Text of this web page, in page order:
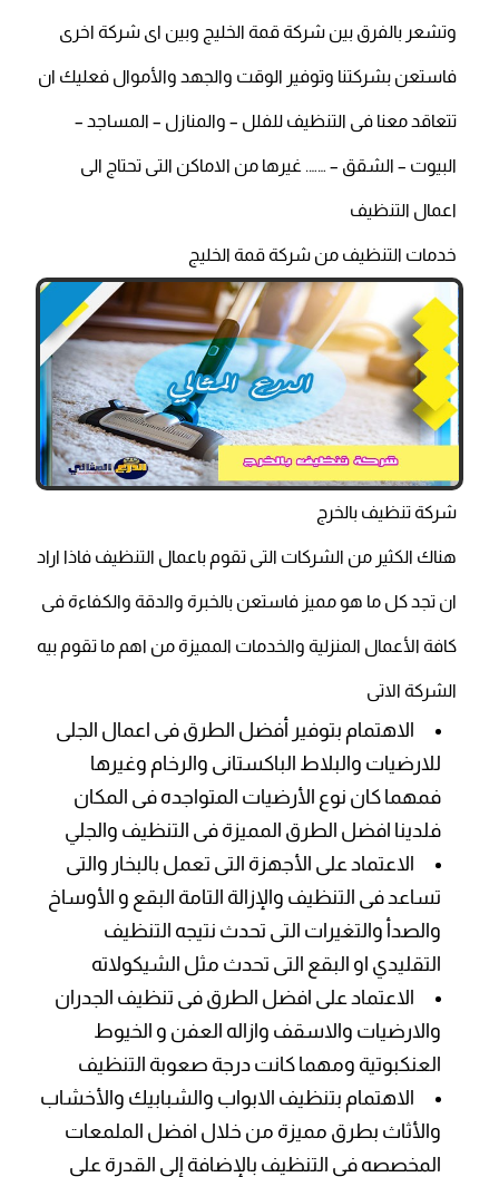
وتشعر بالفرق بين شركة قمة الخليج وبين اى شركة اخرى
فاستعن بشركتنا وتوفير الوقت والجهد والأموال فعليك ان
تتعاقد معنا فى التنظيف للفلل – والمنازل – المساجد –
البيوت – الشقق – ……. غيرها من الاماكن التى تحتاج الى
اعمال التنظيف
خدمات التنظيف من شركة قمة الخليج
شركة تنظيف بالخرج
هناك الكثير من الشركات التى تقوم باعمال التنظيف فاذا اراد
ان تجد كل ما هو مميز فاستعن بالخبرة والدقة والكفاءة فى
كافة الأعمال المنزلية والخدمات المميزة من اهم ما تقوم بيه
الشركة الاتى
الاهتمام بتوفير أفضل الطرق فى اعمال الجلى
للارضيات والبلاط الباكستانى والرخام وغيرها
فمهما كان نوع الأرضيات المتواجده فى المكان
فلدينا افضل الطرق المميزة فى التنظيف والجلي
الاعتماد على الأجهزة التى تعمل بالبخار والتى
تساعد فى التنظيف والإزالة التامة البقع و الأوساخ
والصدأ والتغيرات التى تحدث نتيجه التنظيف
التقليدي او البقع التى تحدث مثل الشيكولاته
الاعتماد على افضل الطرق فى تنظيف الجدران
والارضيات والاسقف وازاله العفن و الخيوط
العنكبوتية ومهما كانت درجة صعوبة التنظيف
الاهتمام بتنظيف الابواب والشبابيك والأخشاب
والأثاث بطرق مميزة من خلال افضل الملمعات
المخصصه فى التنظيف بالإضافة إلى القدرة على